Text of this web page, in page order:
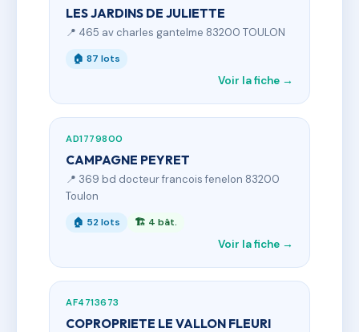
LES JARDINS DE JULIETTE
📍 465 av charles gantelme 83200 TOULON
🏠 87 lots
Voir la fiche →
AD1779800
CAMPAGNE PEYRET
📍 369 bd docteur francois fenelon 83200
Toulon
🏠 52 lots 🏗 4 bât.
Voir la fiche →
AF4713673
COPROPRIETE LE VALLON FLEURI